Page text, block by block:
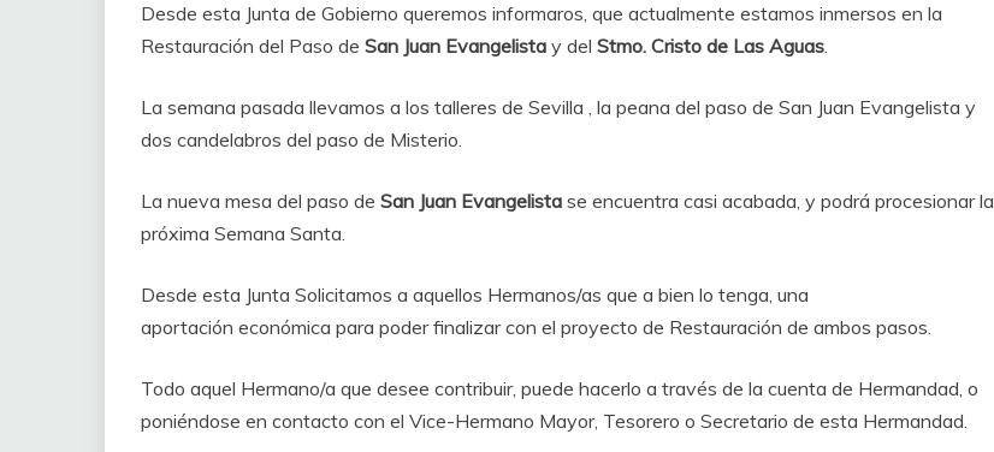
Desde esta Junta de Gobierno queremos informaros, que actualmente estamos inmersos en la
Restauración del Paso de San Juan Evangelista y del Stmo. Cristo de Las Aguas.
La semana pasada llevamos a los talleres de Sevilla , la peana del paso de San Juan Evangelista y
dos candelabros del paso de Misterio.
La nueva mesa del paso de San Juan Evangelista se encuentra casi acabada, y podrá procesionar la
próxima Semana Santa.
Desde esta Junta Solicitamos a aquellos Hermanos/as que a bien lo tenga, una
aportación económica para poder finalizar con el proyecto de Restauración de ambos pasos.
Todo aquel Hermano/a que desee contribuir, puede hacerlo a través de la cuenta de Hermandad, o
poniéndose en contacto con el Vice-Hermano Mayor, Tesorero o Secretario de esta Hermandad.